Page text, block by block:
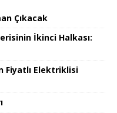
Çıkacak
İkinci Halkası:
Fiyatlı Elektriklisi